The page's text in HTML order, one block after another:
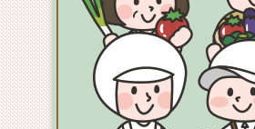
ビ（日本テレビ
拐です』（2026
年2月5日・12日